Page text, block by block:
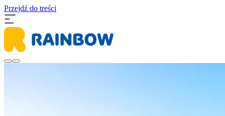
Przejdź do treści